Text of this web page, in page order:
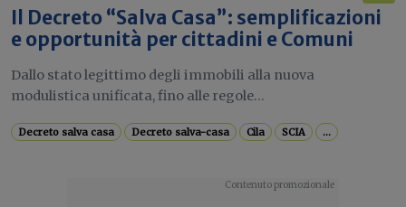
Il Decreto “Salva Casa”: semplificazioni
e opportunità per cittadini e Comuni
Dallo stato legittimo degli immobili alla nuova
modulistica unificata, fino alle regole...
Decreto salva casa Decreto salva-casa Cila SCIA ...